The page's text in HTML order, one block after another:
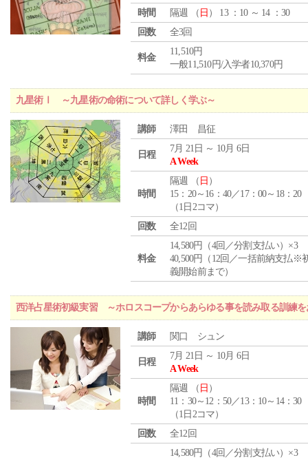
時間
隔週 （ 日 ） 13 ：10 ～ 14 ：30
回数
全3回
料金
11,510円
一般11,510円/入学者10,370円
九星術Ⅰ ～九星術の命術について詳しく学ぶ～
講師 澤田 昌征
日程
7月 21日 ～ 10月 6日
A Week
時間
隔週 （ 日 ）
15：20～16：40／17：00～18：20
（1日2コマ）
回数
全12回
料金
14,580円（4回／分割支払い）×3
40,500円（12回／一括前納支払※
義開始前まで）
西洋占星術初級実習 ～ホロスコープからあらゆる事を読み取る訓練を
講師 関口 シュン
日程
7月 21日 ～ 10月 6日
A Week
時間
隔週 （ 日 ）
11：30～12：50／13：10～14：30
（1日2コマ）
回数
全12回
14,580円（4回／分割支払い）×3